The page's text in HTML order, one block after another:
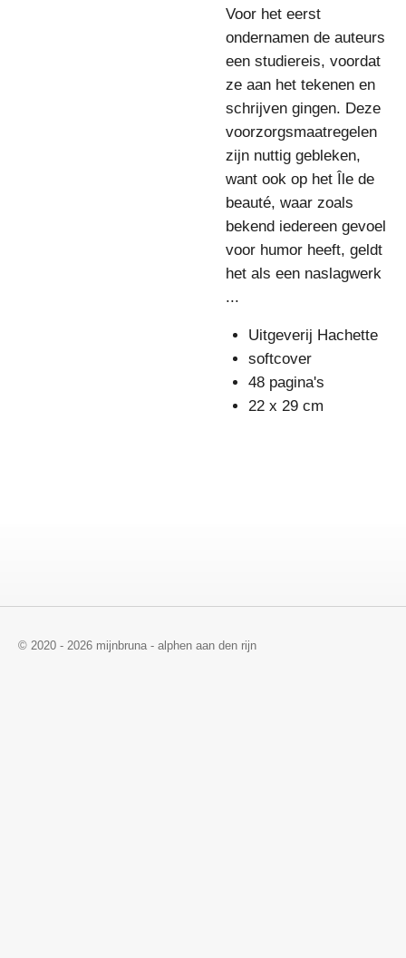
Voor het eerst
ondernamen de auteurs
een studiereis, voordat
ze aan het tekenen en
schrijven gingen. Deze
voorzorgsmaatregelen
zijn nuttig gebleken,
want ook op het Île de
beauté, waar zoals
bekend iedereen gevoel
voor humor heeft, geldt
het als een naslagwerk
...
Uitgeverij Hachette
softcover
48 pagina's
22 x 29 cm
© 2020 - 2026 mijnbruna - alphen aan den rijn